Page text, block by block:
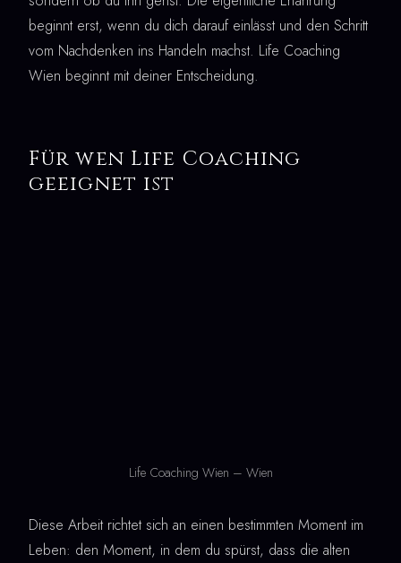
beginnt erst, wenn du dich darauf einlässt und den Schritt
vom Nachdenken ins Handeln machst. Life Coaching
Wien beginnt mit deiner Entscheidung.
Für wen Life Coaching
geeignet ist
Life Coaching Wien – Wien
Diese Arbeit richtet sich an einen bestimmten Moment im
Leben: den Moment, in dem du spürst, dass die alten